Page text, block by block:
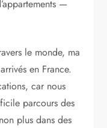
—
le monde, ma
en France.
car nous
parcours des
plus dans des